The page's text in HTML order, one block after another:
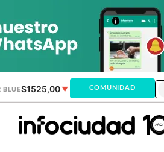
BLUE$1525,00▼ DÓLAR MEP
COMUNIDAD